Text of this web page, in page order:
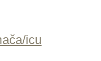
icu